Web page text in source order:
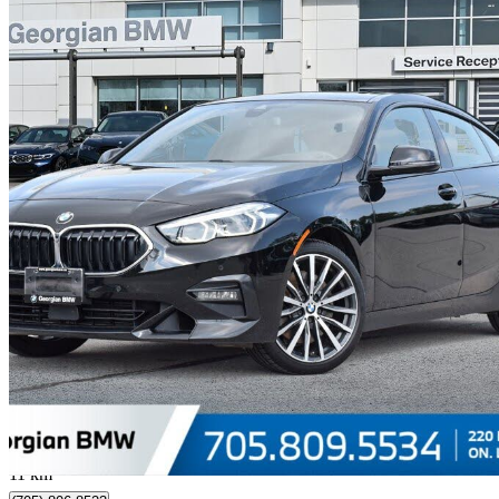
2021 BMW 2 Series
228i xDrive Gran Coupe AWD46 911 km
26 905 $ Affaire
Occasion
Barrie, ON
11 km